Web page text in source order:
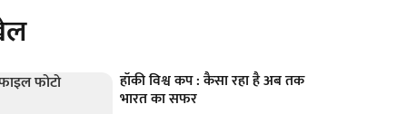
हॉकी विश्व कप : कैसा रहा है अब तक
भारत का सफर